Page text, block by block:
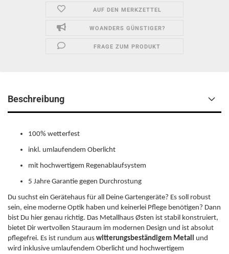
AUF DEN MERKZETTEL
WOANDERS GÜNSTIGER?
FRAGE ZUM PRODUKT
Beschreibung
100% wetterfest
inkl. umlaufendem Oberlicht
mit hochwertigem Regenablaufsystem
5 Jahre Garantie gegen Durchrostung
Du suchst ein Gerätehaus für all Deine Gartengeräte? Es soll robust
sein, eine moderne Optik haben und keinerlei Pflege benötigen? Dann
bist Du hier genau richtig. Das Metallhaus Østen ist stabil konstruiert,
bietet Dir wertvollen Stauraum im modernen Design und ist absolut
pflegefrei. Es ist rundum aus witterungsbeständigem Metall und
wird inklusive umlaufendem Oberlicht und hochwertigem